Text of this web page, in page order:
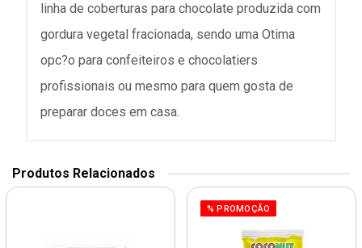
linha de coberturas para chocolate produzida com
gordura vegetal fracionada, sendo uma Otima
opc?o para confeiteiros e chocolatiers
profissionais ou mesmo para quem gosta de
preparar doces em casa.
Produtos Relacionados
% PROMOÇÃO